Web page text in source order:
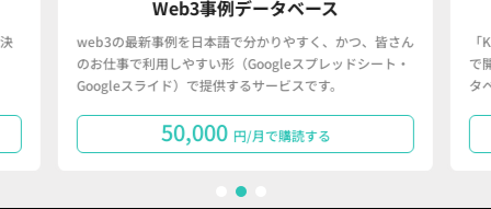
Web3事例データベース
web3の最新事例を日本語で分かりやすく、かつ、皆さん
のお仕事で利用しやすい形（Googleスプレッドシート・
Googleスライド）で提供するサービスです。
50,000 円/月で購読する
で
タ